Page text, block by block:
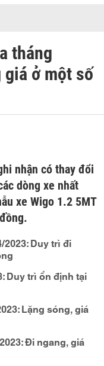
tháng
giá ở một số
nhận có thay đổi
dòng xe nhất
xe Wigo 1.2 5MT
2023: Duy trì đi
Duy trì ổn định tại
Lặng sóng, giá
Đi ngang, giá